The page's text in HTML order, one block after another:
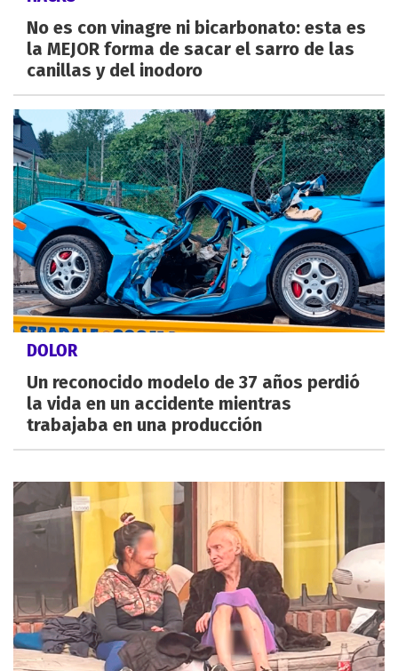
No es con vinagre ni bicarbonato: esta es
la MEJOR forma de sacar el sarro de las
canillas y del inodoro
DOLOR
Un reconocido modelo de 37 años perdió
la vida en un accidente mientras
trabajaba en una producción